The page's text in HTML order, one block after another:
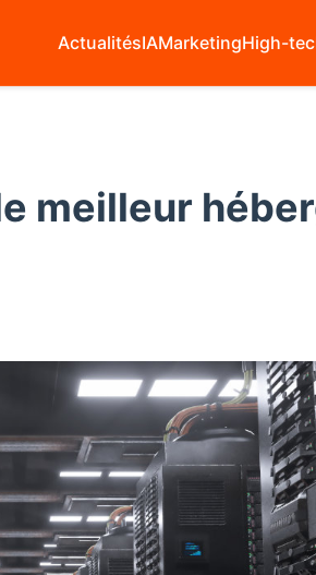
ActualitésIAMarketingHigh-
meilleur